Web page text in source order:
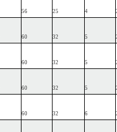
56 25 4
60 32 5
60 32 5
60 32 5
60 32 6